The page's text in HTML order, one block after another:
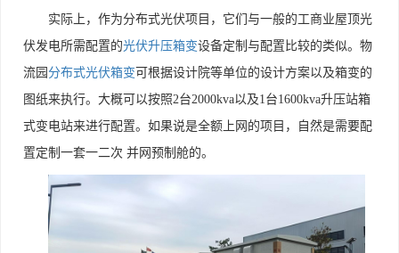
实际上，作为分布式光伏项目，它们与一般的工商业屋顶光
伏发电所需配置的光伏升压箱变设备定制与配置比较的类似。物
流园分布式光伏箱变 可根据设计院等单位的设计方案以及箱变的
图纸来执行。大概可以按照2台2000kva以及1台1600kva升压站箱
式变电站来进行配置。如果说是全额上网的项目，自然是需要配
置定制一套一二次 并网预制舱的。